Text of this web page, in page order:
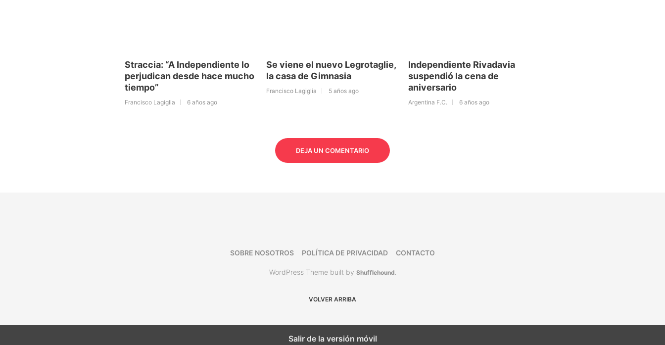
Straccia: “A Independiente lo
perjudican desde hace mucho
tiempo”
Francisco Lagiglia 6 años ago
Se viene el nuevo Legrotaglie,
la casa de Gimnasia
Francisco Lagiglia 5 años ago
Independiente Rivadavia
suspendió la cena de
aniversario
Argentina F.C. 6 años ago
DEJA UN COMENTARIO
SOBRE NOSOTROS POLÍTICA DE PRIVACIDAD CONTACTO
WordPress Theme built by Shufflehound.
VOLVER ARRIBA
Salir de la versión móvil